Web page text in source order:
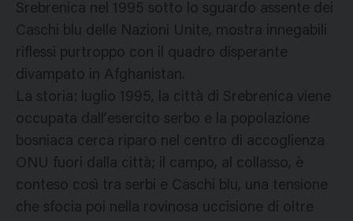
Srebrenica nel 1995 sotto lo sguardo assente dei
Caschi blu delle Nazioni Unite, mostra innegabili
riflessi purtroppo con il quadro disperante
divampato in Afghanistan.
La storia: luglio 1995, la città di Srebrenica viene
occupata dall’esercito serbo e la popolazione
bosniaca cerca riparo nel centro di accoglienza
ONU fuori dalla città; il campo, al collasso, è
conteso così tra serbi e Caschi blu, una tensione
che sfocia poi nella rovinosa uccisione di oltre